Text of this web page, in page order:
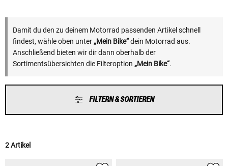
Damit du den zu deinem Motorrad passenden Artikel schnell
findest, wähle oben unter„Mein Bike“dein Motorrad aus.
Anschließend bieten wir dir dann oberhalb der
Sortimentsübersichten die Filteroption „Mein Bike“.
FILTERN & SORTIEREN
2 Artikel